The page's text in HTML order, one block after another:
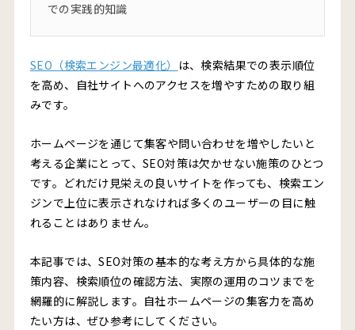
での実践的知識
SEO（検索エンジン最適化）
は、検索結果での表示順位
を高め、自社サイトへのアクセスを増やすための取り組
みです。
ホームページを通じて集客や問い合わせを増やしたいと
考える企業にとって、SEO対策は欠かせない施策のひとつ
です。どれだけ見栄えの良いサイトを作っても、検索エン
ジンで上位に表示されなければ多くのユーザーの目に触
れることはありません。
本記事では、SEO対策の基本的な考え方から具体的な施
策内容、検索順位の確認方法、実際の運用のコツまでを
網羅的に解説します。自社ホームページの集客力を高め
たい方は、ぜひ参考にしてください。